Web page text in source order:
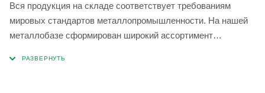
Вся продукция на складе соответствует требованиям
мировых стандартов металлопромышленности. На нашей
металлобазе сформирован широкий ассортимент